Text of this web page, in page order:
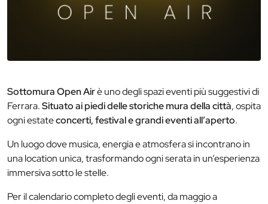
Sottomura Open Airè uno degli spazi eventi più suggestivi di
Ferrara.Situato ai piedi delle storiche mura della città, ospita
ogni estateconcerti, festival e grandi eventi all’aperto.
Un luogo dove musica, energia e atmosfera si incontrano in
una location unica, trasformando ogni serata in un’esperienza
immersiva sotto le stelle.
Per il calendario completo degli eventi, da maggio a